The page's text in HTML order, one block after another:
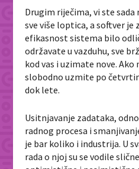
Drugim riječima, vi ste
sve više loptica, a softver je
efikasnost sistema bilo
održavate u vazduhu, sve
kod vas i uzimate nove.
slobodno uzmite po
dok lete.
Usitnjavanje zadataka,
radnog procesa i
je bar koliko i industrija. U
rada o njoj su se vodile